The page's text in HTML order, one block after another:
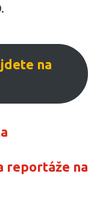
na
reportáže na